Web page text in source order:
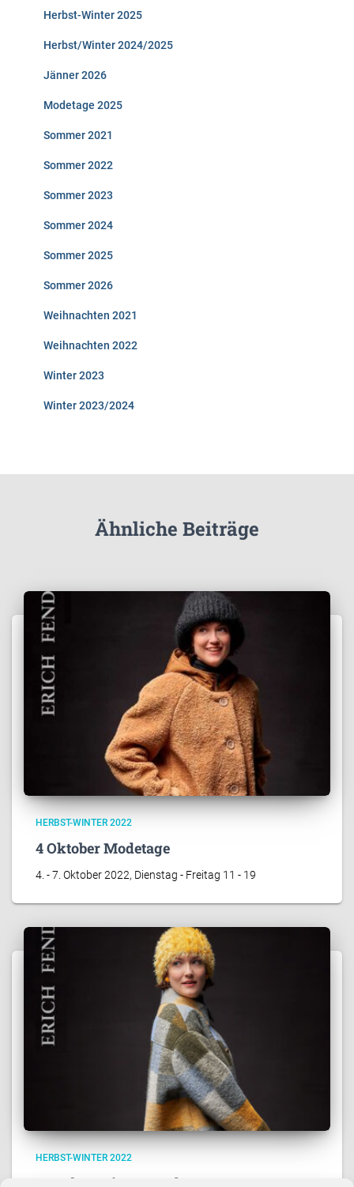
Herbst-Winter 2025
Herbst/Winter 2024/2025
Jänner 2026
Modetage 2025
Sommer 2021
Sommer 2022
Sommer 2023
Sommer 2024
Sommer 2025
Sommer 2026
Weihnachten 2021
Weihnachten 2022
Winter 2023
Winter 2023/2024
Ähnliche Beiträge
HERBST-WINTER 2022
4 Oktober Modetage
4. - 7. Oktober 2022, Dienstag - Freitag 11 - 19
HERBST-WINTER 2022